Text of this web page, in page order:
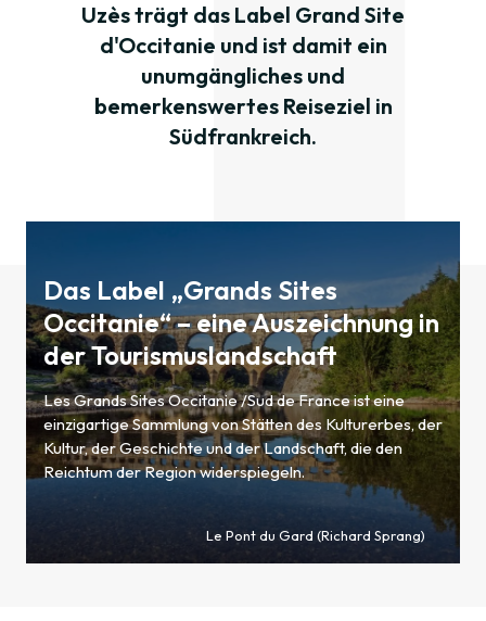
Uzès trägt das Label Grand Site
d'Occitanie und ist damit ein
unumgängliches und
bemerkenswertes Reiseziel in
Südfrankreich.
Das Label „Grands Sites
Occitanie“ – eine Auszeichnung in
der Tourismuslandschaft
Les Grands Sites Occitanie /Sud de France ist eine
einzigartige Sammlung von Stätten des Kulturerbes, der
Kultur, der Geschichte und der Landschaft, die den
Reichtum der Region widerspiegeln.
Le Pont du Gard (Richard Sprang)